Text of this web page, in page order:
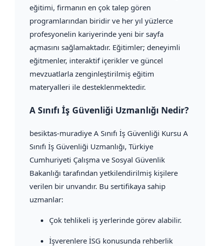
eğitimi, firmanın en çok talep gören
programlarından biridir ve her yıl yüzlerce
profesyonelin kariyerinde yeni bir sayfa
açmasını sağlamaktadır. Eğitimler; deneyimli
eğitmenler, interaktif içerikler ve güncel
mevzuatlarla zenginleştirilmiş eğitim
materyalleri ile desteklenmektedir.
A Sınıfı İş Güvenliği Uzmanlığı Nedir?
besiktas-muradiye A Sınıfı İş Güvenliği Kursu A
Sınıfı İş Güvenliği Uzmanlığı, Türkiye
Cumhuriyeti Çalışma ve Sosyal Güvenlik
Bakanlığı tarafından yetkilendirilmiş kişilere
verilen bir unvandır. Bu sertifikaya sahip
uzmanlar:
Çok tehlikeli iş yerlerinde görev alabilir.
İşverenlere İSG konusunda rehberlik